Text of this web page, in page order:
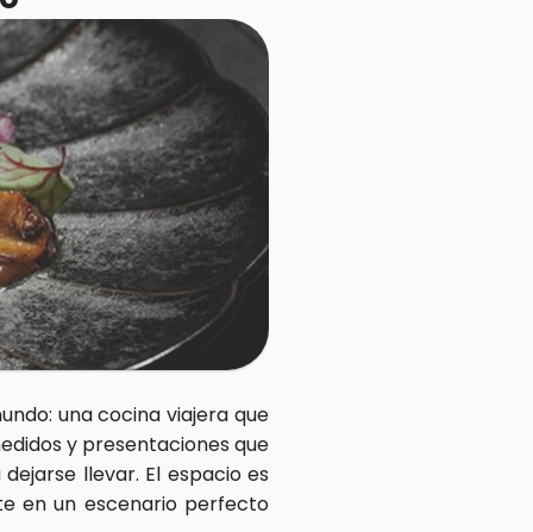
una cocina viajera que
y presentaciones que
llevar. El espacio es
en un escenario perfecto